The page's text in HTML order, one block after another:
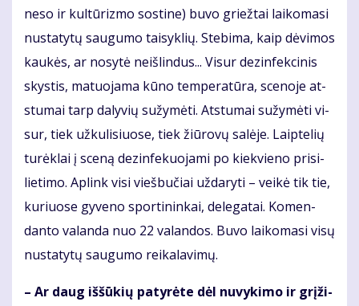
ne­so ir kul­tū­riz­mo sos­ti­ne) bu­vo griež­tai lai­ko­ma­si
nu­sta­ty­tų sau­gu­mo tai­syk­lių. Ste­bi­ma, kaip dė­vi­mos
kau­kės, ar no­sy­tė ne­iš­lin­dus... Vi­sur dez­in­fek­ci­nis
skys­tis, ma­tuo­ja­ma kū­no tem­pe­ra­tū­ra, sce­no­je at­
stu­mai tarp da­ly­vių su­žy­mė­ti. At­stu­mai su­žy­mė­ti vi­
sur, tiek už­ku­li­siuo­se, tiek žiū­ro­vų sa­lė­je. Laip­te­lių
tu­rėk­lai į sce­ną dez­in­fe­kuo­ja­mi po kiek­vie­no pri­si­
lie­ti­mo. Ap­link vi­si vieš­bu­čiai už­da­ry­ti – vei­kė tik tie,
ku­riuo­se gy­ve­no spor­ti­nin­kai, de­le­ga­tai. Ko­men­
dan­to va­lan­da nuo 22 va­lan­dos. Bu­vo lai­ko­ma­si vi­sų
nu­sta­ty­tų sau­gu­mo rei­ka­la­vi­mų.
– Ar daug iš­šū­kių pa­ty­rė­te dėl nu­vy­ki­mo ir grį­ži­